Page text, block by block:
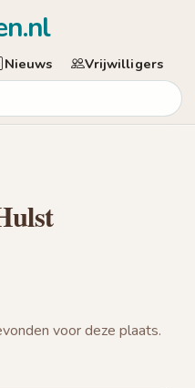
Nieuws Vrijwilligers
voor deze plaats.